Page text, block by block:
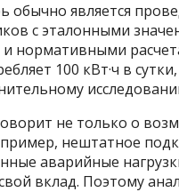
является
с эталонными
нормативными
100 кВт·ч в
не только о
нештатное
аварийные
вклад. Поэтому